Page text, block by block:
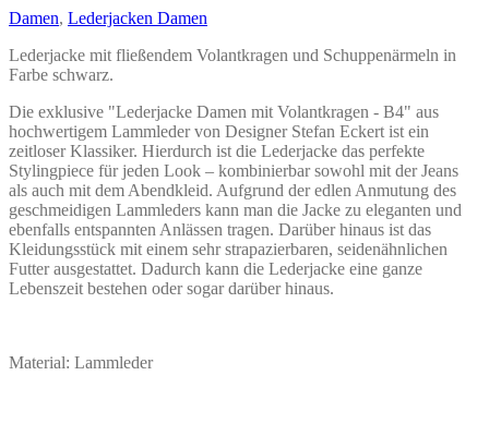
können
auf
der
Produktseite
werden
Damen, Lederjacken Damen
Lederjacke mit fließendem Volantkragen und Schuppenärmeln in
Farbe schwarz.
Die exklusive "Lederjacke Damen mit Volantkragen - B4" aus
hochwertigem Lammleder von Designer Stefan Eckert ist ein
zeitloser Klassiker. Hierdurch ist die Lederjacke das perfekte
Stylingpiece für jeden Look – kombinierbar sowohl mit der Jeans
als auch mit dem Abendkleid. Aufgrund der edlen Anmutung des
geschmeidigen Lammleders kann man die Jacke zu eleganten und
ebenfalls entspannten Anlässen tragen. Darüber hinaus ist das
Kleidungsstück mit einem sehr strapazierbaren, seidenähnlichen
Futter ausgestattet. Dadurch kann die Lederjacke eine ganze
Lebenszeit bestehen oder sogar darüber hinaus.
Material: Lammleder